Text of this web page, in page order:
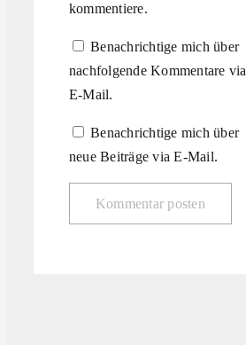
kommentiere.
Benachrichtige mich über
nachfolgende Kommentare via
E-Mail.
Benachrichtige mich über
neue Beiträge via E-Mail.